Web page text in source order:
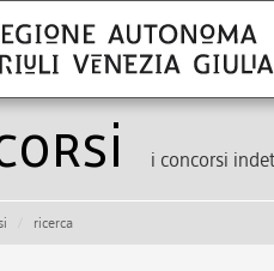
i concorsi
ricerca